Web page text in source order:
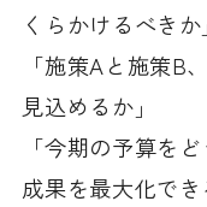
くらかけるべきか
「施策Aと施策B
見込めるか」
「今期の予算を
成果を最大化でき